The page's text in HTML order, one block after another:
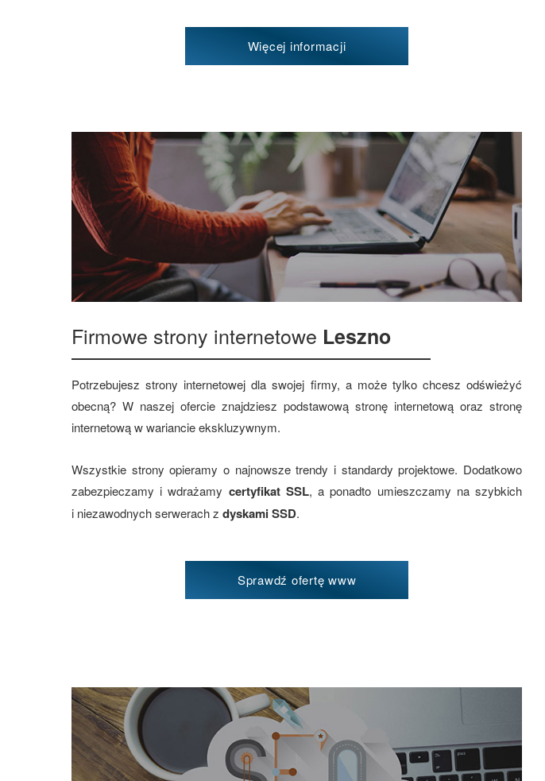
Więcej informacji
Firmowe strony internetowe Leszno
Potrzebujesz strony internetowej dla swojej firmy, a może tylko chcesz odświeżyć
obecną? W naszej ofercie znajdziesz podstawową stronę internetową oraz stronę
internetową w wariancie ekskluzywnym.
Wszystkie strony opieramy o najnowsze trendy i standardy projektowe. Dodatkowo
zabezpieczamy i wdrażamy certyfikat SSL, a ponadto umieszczamy na szybkich
i niezawodnych serwerach z dyskami SSD.
Sprawdź ofertę www